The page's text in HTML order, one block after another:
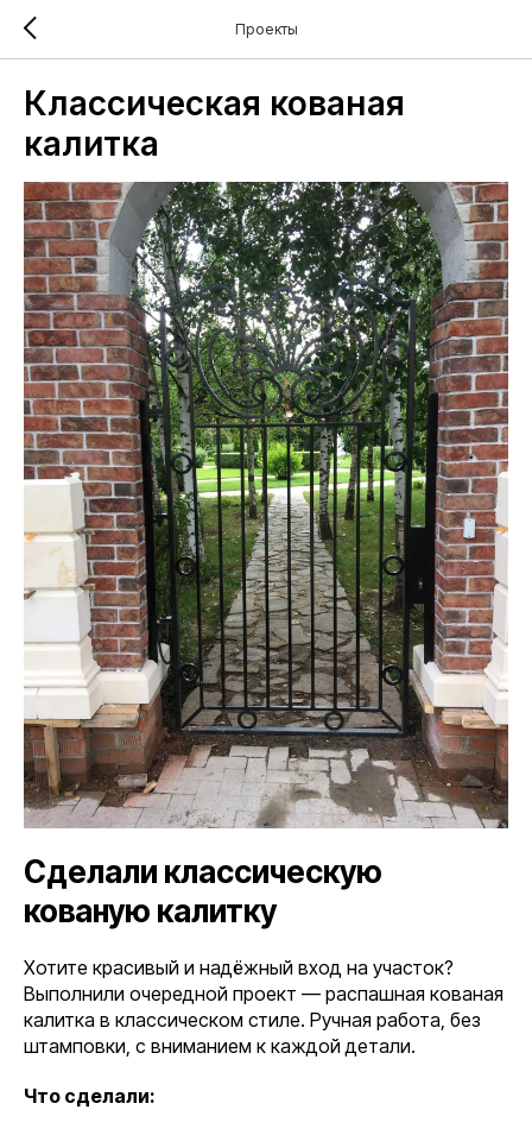
Проекты
Классическая кованая
калитка
Сделали классическую
кованую калитку
Хотите красивый и надёжный вход на участок?
Выполнили очередной проект — распашная кованая
калитка в классическом стиле. Ручная работа, без
штамповки, с вниманием к каждой детали.
Что сделали: